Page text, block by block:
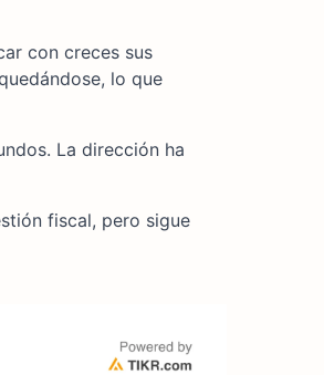
con creces sus
lo que
La dirección ha
fiscal, pero sigue